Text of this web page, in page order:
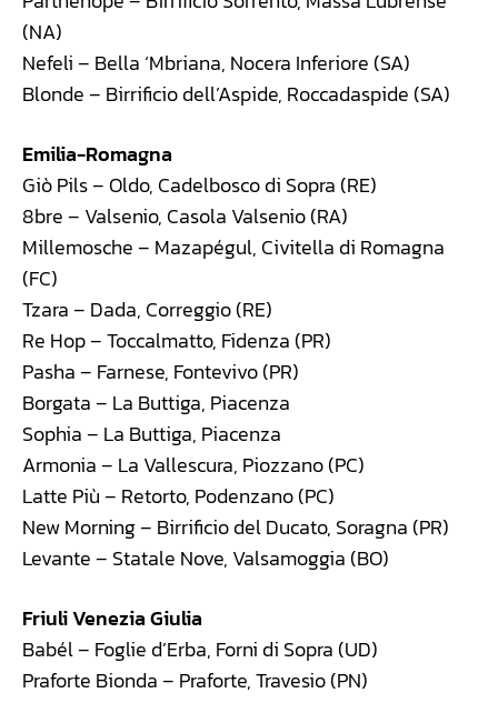
(NA)
Nefeli – Bella ‘Mbriana, Nocera Inferiore (SA)
Blonde – Birrificio dell’Aspide, Roccadaspide (SA)
Emilia-Romagna
Giò Pils – Oldo, Cadelbosco di Sopra (RE)
8bre – Valsenio, Casola Valsenio (RA)
Millemosche – Mazapégul, Civitella di Romagna
(FC)
Tzara – Dada, Correggio (RE)
Re Hop – Toccalmatto, Fidenza (PR)
Pasha – Farnese, Fontevivo (PR)
Borgata – La Buttiga, Piacenza
Sophia – La Buttiga, Piacenza
Armonia – La Vallescura, Piozzano (PC)
Latte Più – Retorto, Podenzano (PC)
New Morning – Birrificio del Ducato, Soragna (PR)
Levante – Statale Nove, Valsamoggia (BO)
Friuli Venezia Giulia
Babél – Foglie d’Erba, Forni di Sopra (UD)
Praforte Bionda – Praforte, Travesio (PN)